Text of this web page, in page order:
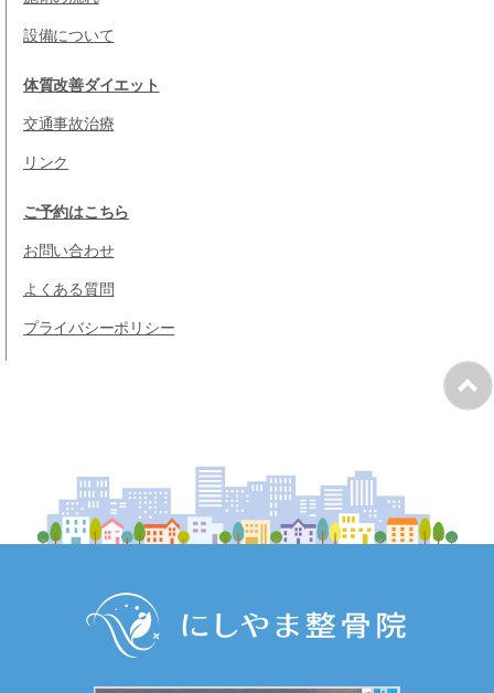
設備について
体質改善ダイエット
交通事故治療
リンク
ご予約はこちら
お問い合わせ
よくある質問
プライバシーポリシー